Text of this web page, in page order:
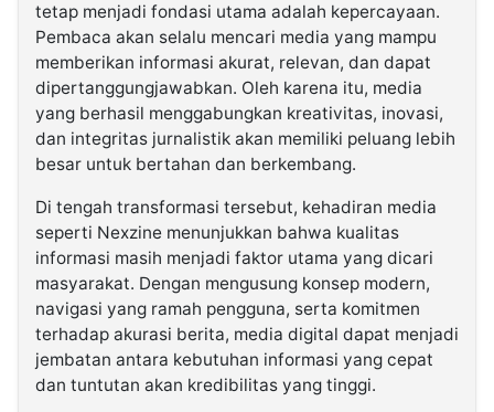
tetap menjadi fondasi utama adalah kepercayaan.
Pembaca akan selalu mencari media yang mampu
memberikan informasi akurat, relevan, dan dapat
dipertanggungjawabkan. Oleh karena itu, media
yang berhasil menggabungkan kreativitas, inovasi,
dan integritas jurnalistik akan memiliki peluang lebih
besar untuk bertahan dan berkembang.
Di tengah transformasi tersebut, kehadiran media
seperti Nexzine menunjukkan bahwa kualitas
informasi masih menjadi faktor utama yang dicari
masyarakat. Dengan mengusung konsep modern,
navigasi yang ramah pengguna, serta komitmen
terhadap akurasi berita, media digital dapat menjadi
jembatan antara kebutuhan informasi yang cepat
dan tuntutan akan kredibilitas yang tinggi.